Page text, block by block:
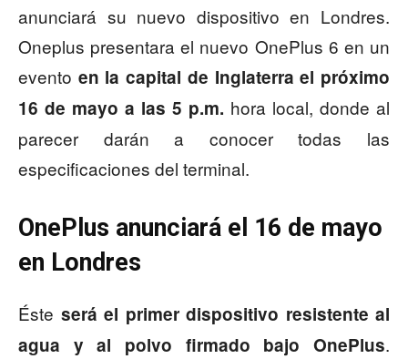
anunciará su nuevo dispositivo en Londres.
Oneplus presentara el nuevo OnePlus 6 en un
evento en la capital de Inglaterra el próximo
16 de mayo a las 5 p.m. hora local, donde al
parecer darán a conocer todas las
especificaciones del terminal.
OnePlus anunciará el 16 de mayo
en Londres
Éste será el primer dispositivo resistente al
agua y al polvo firmado bajo OnePlus.